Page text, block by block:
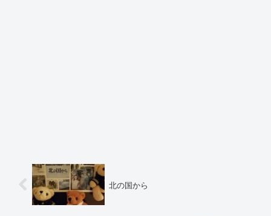
北の国から